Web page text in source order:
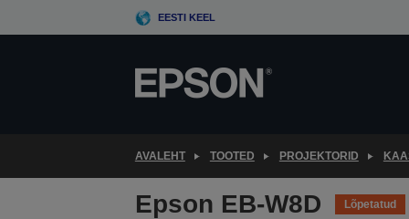
to
EESTI KEEL
AVALEHT TOOTED PROJEKTORID
Epson EB-W8D Lõpetatud